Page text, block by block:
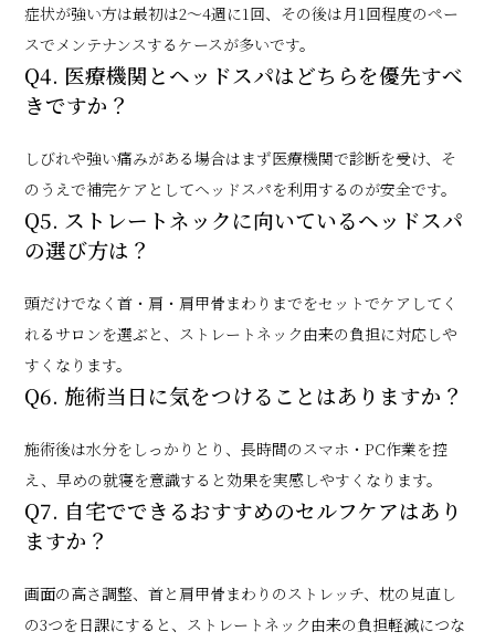
症状が強い方は最初は2〜4週に1回、その後は月1回程度のペー
スでメンテナンスするケースが多いです。
Q4. 医療機関とヘッドスパはどちらを優先すべ
きですか？
しびれや強い痛みがある場合はまず医療機関で診断を受け、そ
のうえで補完ケアとしてヘッドスパを利用するのが安全です。
Q5. ストレートネックに向いているヘッドスパ
の選び方は？
頭だけでなく首・肩・肩甲骨まわりまでをセットでケアしてく
れるサロンを選ぶと、ストレートネック由来の負担に対応しや
すくなります。
Q6. 施術当日に気をつけることはありますか？
施術後は水分をしっかりとり、長時間のスマホ・PC作業を控
え、早めの就寝を意識すると効果を実感しやすくなります。
Q7. 自宅でできるおすすめのセルフケアはあり
ますか？
画面の高さ調整、首と肩甲骨まわりのストレッチ、枕の見直し
の3つを日課にすると、ストレートネック由来の負担軽減につな